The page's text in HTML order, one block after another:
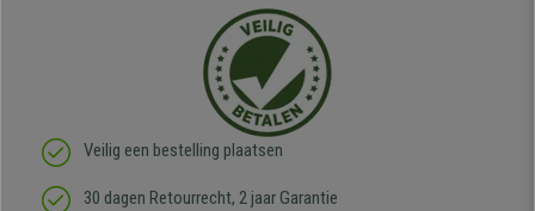
Veilig een bestelling plaatsen
30 dagen Retourrecht, 2 jaar Garantie